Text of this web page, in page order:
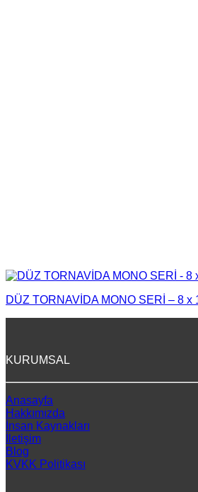
DÜZ TORNAVİDA MONO SERİ – 8 x
KURUMSAL
Anasayfa
Hakkımızda
İnsan Kaynakları
İletişim
Blog
KVKK Politikası